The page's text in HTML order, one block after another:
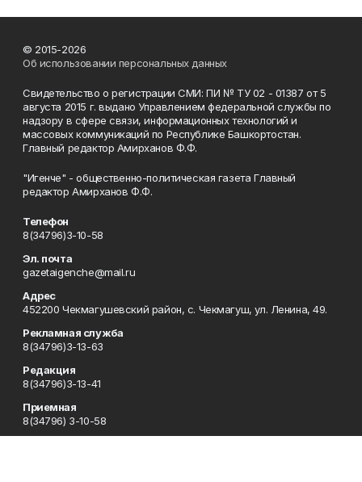
© 2015-2026
Об использовании персональных данных
Свидетельство о регистрации СМИ: ПИ № ТУ 02 - 01387 от 5
августа 2015 г. выдано Управлением федеральной службы по
надзору в сфере связи, информационных технологий и
массовых коммуникаций по Республике Башкортостан.
Главный редактор Амирханов Ф.Ф.
"Игенче" - общественно-политическая газета Главный
редактор Амирханов Ф.Ф.
Телефон
8(34796)3-10-58
Эл. почта
gazetaigenche@mail.ru
Адрес
452200 Чекмагушевский район, с. Чекмагуш, ул. Ленина, 49.
Рекламная служба
8(34796)3-13-63
Редакция
8(34796)3-13-41
Приемная
8(34796) 3-10-58